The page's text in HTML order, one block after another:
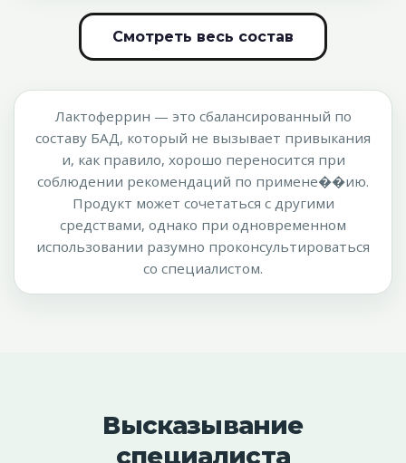
Смотреть весь состав
Лактоферрин — это сбалансированный по
составу БАД, который не вызывает привыкания
и, как правило, хорошо переносится при
соблюдении рекомендаций по примене��ию.
Продукт может сочетаться с другими
средствами, однако при одновременном
использовании разумно проконсультироваться
со специалистом.
Высказывание
специалиста